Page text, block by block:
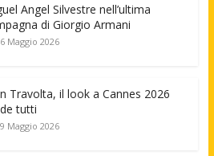
Angel Silvestre nell’ultima
di Giorgio Armani
Maggio 2026
Travolta, il look a Cannes 2026
tutti
Maggio 2026